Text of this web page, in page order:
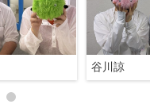
谷川諒